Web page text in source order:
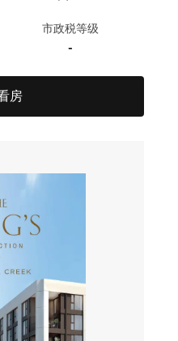
市政税等级
-
房